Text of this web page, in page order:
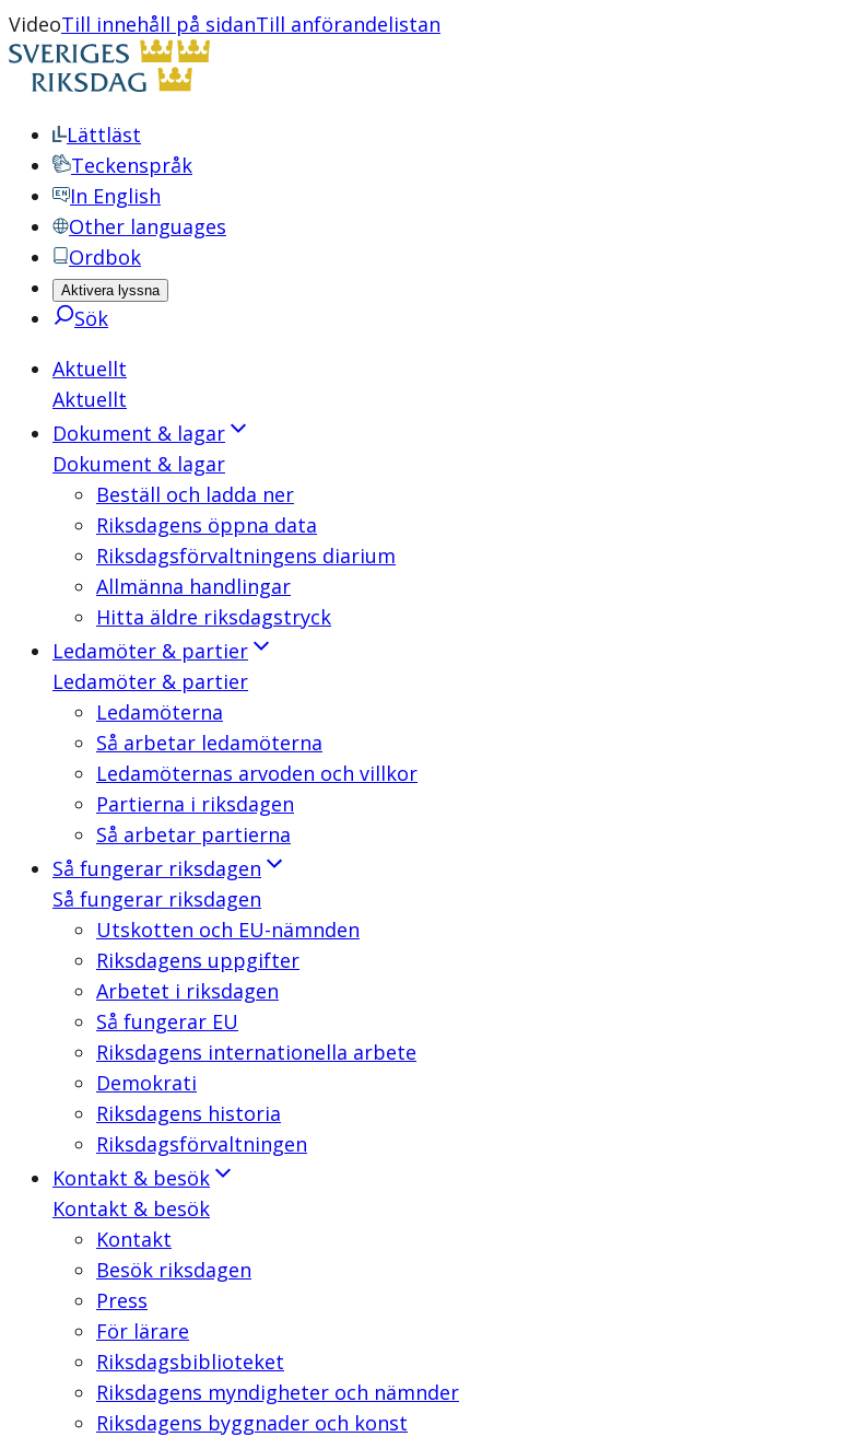
VideoTill innehåll på sidanTill anförandelistan
Lättläst
Teckenspråk
In English
Other languages
Ordbok
Aktivera lyssna
Sök
Aktuellt
Aktuellt
Dokument & lagar
Dokument & lagar
Beställ och ladda ner
Riksdagens öppna data
Riksdagsförvaltningens diarium
Allmänna handlingar
Hitta äldre riksdagstryck
Ledamöter & partier
Ledamöter & partier
Ledamöterna
Så arbetar ledamöterna
Ledamöternas arvoden och villkor
Partierna i riksdagen
Så arbetar partierna
Så fungerar riksdagen
Så fungerar riksdagen
Utskotten och EU-nämnden
Riksdagens uppgifter
Arbetet i riksdagen
Så fungerar EU
Riksdagens internationella arbete
Demokrati
Riksdagens historia
Riksdagsförvaltningen
Kontakt & besök
Kontakt & besök
Kontakt
Besök riksdagen
Press
För lärare
Riksdagsbiblioteket
Riksdagens myndigheter och nämnder
Riksdagens byggnader och konst